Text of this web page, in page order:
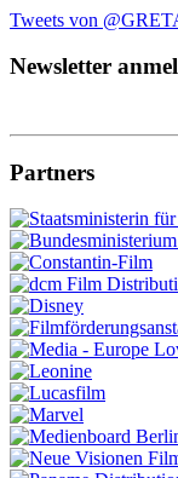
Tweets von
Newsletter
Partners